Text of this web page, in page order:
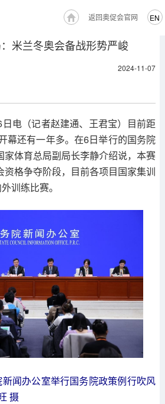
EN
返回奥促会官网
米兰冬奥会备战形势严峻
2024-11-07
电（记者赵建通、王君宝）目前距
幕还有一年多。在6日举行的国务院
家体育总局副局长李静介绍说，本赛
资格争夺阶段，目前各项目国家集训
训练比赛。
闻办公室举行国务院政策例行吹风
摄